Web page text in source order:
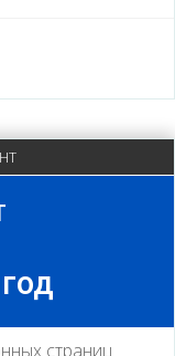
страниц